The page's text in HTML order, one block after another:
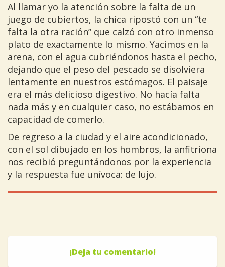
Al llamar yo la atención sobre la falta de un
juego de cubiertos, la chica ripostó con un “te
falta la otra ración” que calzó con otro inmenso
plato de exactamente lo mismo. Yacimos en la
arena, con el agua cubriéndonos hasta el pecho,
dejando que el peso del pescado se disolviera
lentamente en nuestros estómagos. El paisaje
era el más delicioso digestivo. No hacía falta
nada más y en cualquier caso, no estábamos en
capacidad de comerlo.
De regreso a la ciudad y el aire acondicionado,
con el sol dibujado en los hombros, la anfitriona
nos recibió preguntándonos por la experiencia
y la respuesta fue unívoca: de lujo.
¡Deja tu comentario!